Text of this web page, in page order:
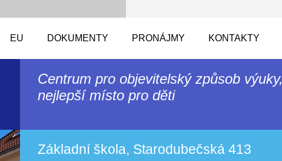
EU DOKUMENTY PRONÁJMY KONTAKTY
Centrum pro objevitelský způsob výuky,
nejlepší místo pro děti
Základní škola, Starodubečská 413